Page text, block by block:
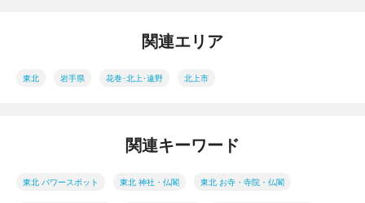
関連エリア
東北 岩手県 花巻･北上･遠野 北上市
関連キーワード
東北 パワースポット 東北 神社・仏閣 東北 お寺・寺院・仏閣